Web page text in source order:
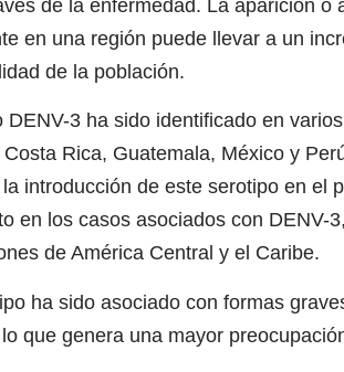
de la enfermedad. La aparición
en una región puede llevar a un
de la población.
DENV-3 ha sido identificado en
Rica, Guatemala, México y
introducción de este serotipo en el
en los casos asociados con
de América Central y el Caribe.
ha sido asociado con formas
que genera una mayor